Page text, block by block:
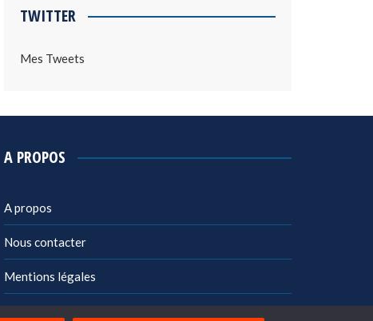
TWITTER
Mes Tweets
A PROPOS
A propos
Nous contacter
Mentions légales
Politique de confidentialité